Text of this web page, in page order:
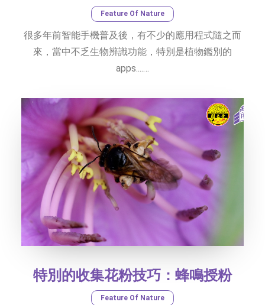
Feature Of Nature
很多年前智能手機普及後，有不少的應用程式隨之而
來，當中不乏生物辨識功能，特別是植物鑑別的
apps....…
特別的收集花粉技巧：蜂鳴授粉
Feature Of Nature